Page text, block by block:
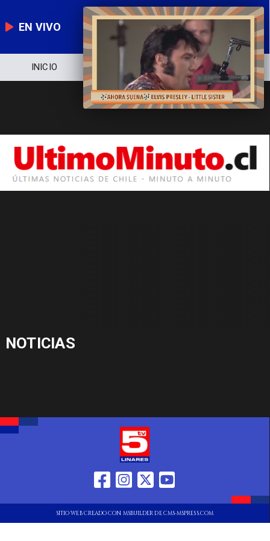
EN VIVO
INICIO NOTICIERO POLÍTICA
NOTICIAS
SITIO WEB CREADO CON MSBUILDER DE CMS-MSPRESS.COM